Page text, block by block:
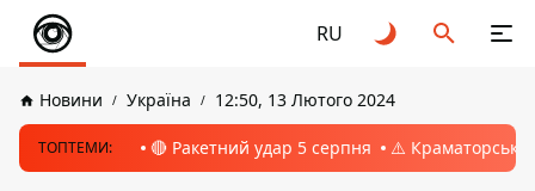
RU
Новини Україна 12:50, 13 Лютого 2024
ТОПТЕМИ: 🔴 Ракетний удар 5 серпня ⚠️ Краматорськ,